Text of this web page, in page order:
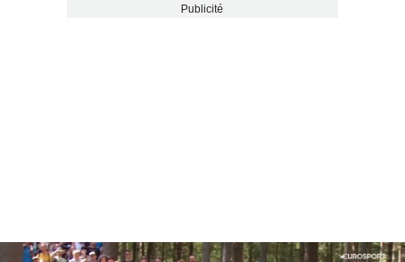
Publicité